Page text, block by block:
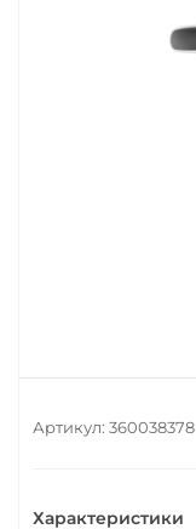
Артикул: 360038378
Характеристики